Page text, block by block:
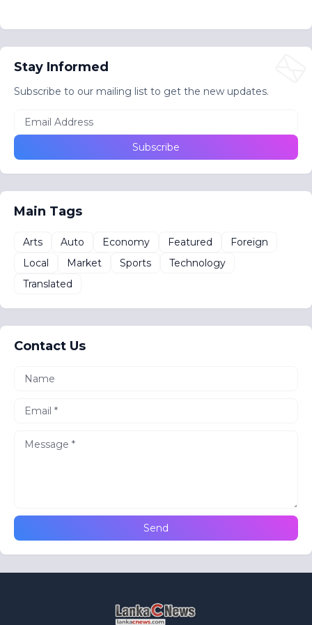
Stay Informed
Subscribe to our mailing list to get the new updates.
Main Tags
Arts Auto Economy Featured
Foreign
Local
Market Sports
Technology
Translated
Contact Us